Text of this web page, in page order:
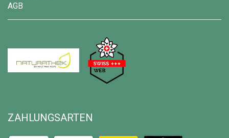
AGB
ZAHLUNGSARTEN